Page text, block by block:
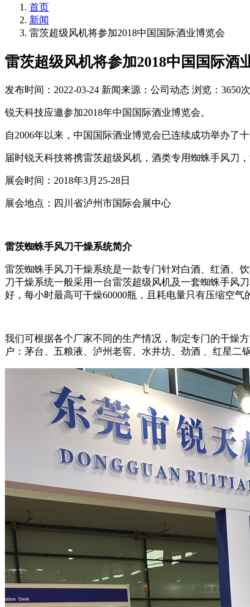
首页
新闻
雷茨超级风机将参加2018中国国际酒业博览会
雷茨超级风机将参加2018中国国际酒
发布时间：2022-03-24 新闻来源：公司动态 浏览：3650次
锐天科技应邀参加2018年中国国际酒业博览会。
自2006年以来，中国国际酒业博览会已连续成功举办了
届时锐天科技将携雷茨超级风机，酒类专用蜘蛛手风刀
展会时间：2018年3月25-28日
展会地点：四川省泸州市国际会展中心
雷茨蜘蛛手风刀干燥系统简介
雷茨蜘蛛手风刀干燥系统是一款专门针对白酒、红酒、
刀干燥系统一般采用一台雷茨超级风机及一套蜘蛛手风
好 ，每小时最高可干燥60000瓶，且耗电量只有压缩空
我们可根据各个厂家不同的生产情况，制定专门的干燥
户：茅台、五粮液、泸州老窖、水井坊、劲酒 、红星二